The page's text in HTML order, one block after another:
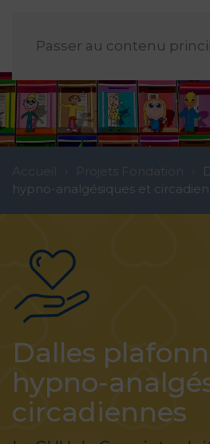
Passer au contenu
hypno-analgésiques et
Dalles
hypno-
circadiennes